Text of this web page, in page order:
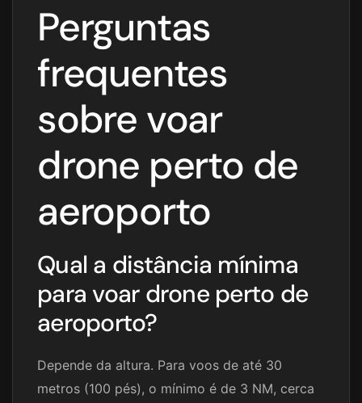
Perguntas
frequentes
sobre voar
drone perto de
aeroporto
Qual a distância mínima
para voar drone perto de
aeroporto?
Depende da altura. Para voos de até 30
metros (100 pés), o mínimo é de 3 NM, cerca